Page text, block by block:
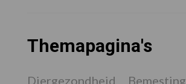
Themapagina's
Diergezondheid Bemesting